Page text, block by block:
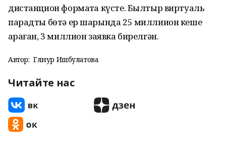
дистанцион форматҡа күсте. Былтыр виртуаль
парадты бөтә ер шарында 25 миллиион кеше
ҡараған, 3 миллион заявка бирелгән.
Автор: Гөлнур Ишбулатова
Читайте нас